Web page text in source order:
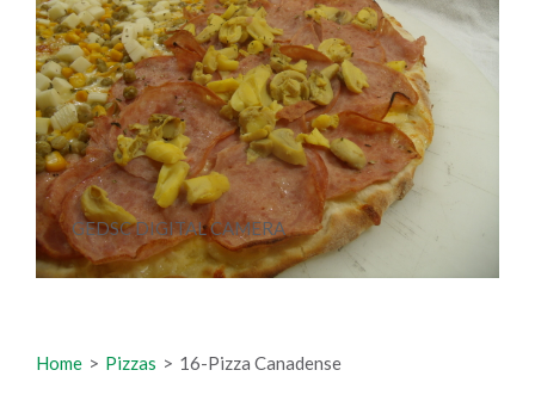
GEDSC DIGITAL CAMERA
Home > Pizzas > 16-Pizza Canadense